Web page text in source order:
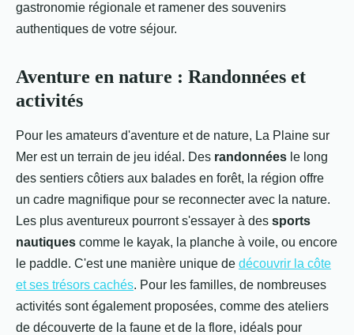
gastronomie régionale et ramener des souvenirs
authentiques de votre séjour.
Aventure en nature : Randonnées et
activités
Pour les amateurs d'aventure et de nature, La Plaine sur
Mer est un terrain de jeu idéal. Des randonnées le long
des sentiers côtiers aux balades en forêt, la région offre
un cadre magnifique pour se reconnecter avec la nature.
Les plus aventureux pourront s'essayer à des sports
nautiques comme le kayak, la planche à voile, ou encore
le paddle. C'est une manière unique de découvrir la côte
et ses trésors cachés. Pour les familles, de nombreuses
activités sont également proposées, comme des ateliers
de découverte de la faune et de la flore, idéals pour